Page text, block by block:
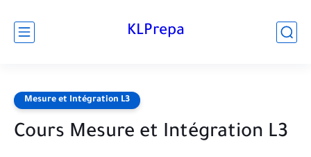
KLPrepa
Mesure et Intégration L3
Cours Mesure et Intégration L3